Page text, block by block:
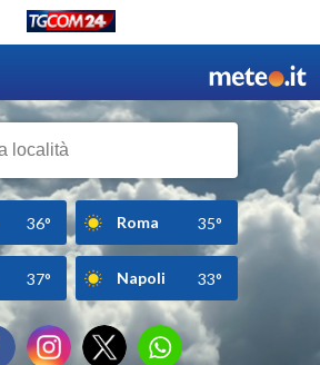
36° Roma 35°
37° Napoli 33°